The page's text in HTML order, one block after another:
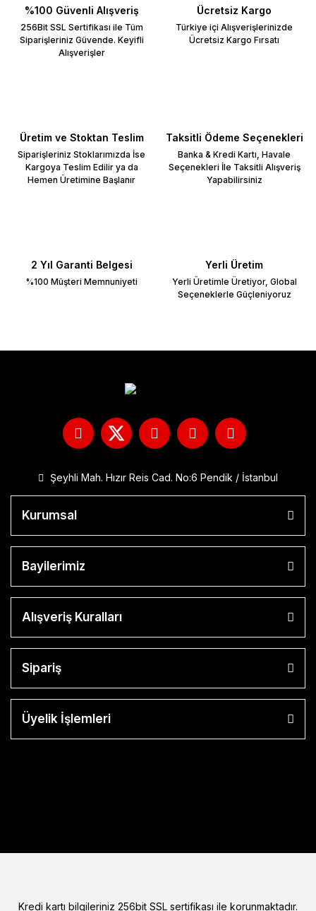
%100 Güvenli Alışveriş
256Bit SSL Sertifikası ile Tüm
Siparişleriniz Güvende. Keyifli
Alışverişler
Ücretsiz Kargo
Türkiye içi Alışverişlerinizde
Ücretsiz Kargo Fırsatı
Üretim ve Stoktan Teslim
Siparişleriniz Stoklarımızda İse
Kargoya Teslim Edilir ya da
Hemen Üretimine Başlanır
Taksitli Ödeme Seçenekleri
Banka & Kredi Kartı, Havale
Seçenekleri İle Taksitli Alışveriş
Yapabilirsiniz
2 Yıl Garanti Belgesi
%100 Müşteri Memnuniyeti
Yerli Üretim
Yerli Üretimle Üretiyor, Global
Seçeneklerle Güçleniyoruz
Şeyhli Mah. Hızır Reis Cad. No:6 Pendik / İstanbul
Kurumsal
Bayilerimiz
Alışveriş Kuralları
Sipariş
Üyelik İşlemleri
Kredi kartı bilgileriniz 256bit SSL sertifikası ile korunmaktadır.